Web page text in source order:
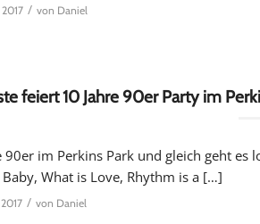
/ von Daniel
feiert 10 Jahre 90er Party im
90er im Perkins Park und gleich geht es
Baby, What is Love, Rhythm is a […]
/ von Daniel